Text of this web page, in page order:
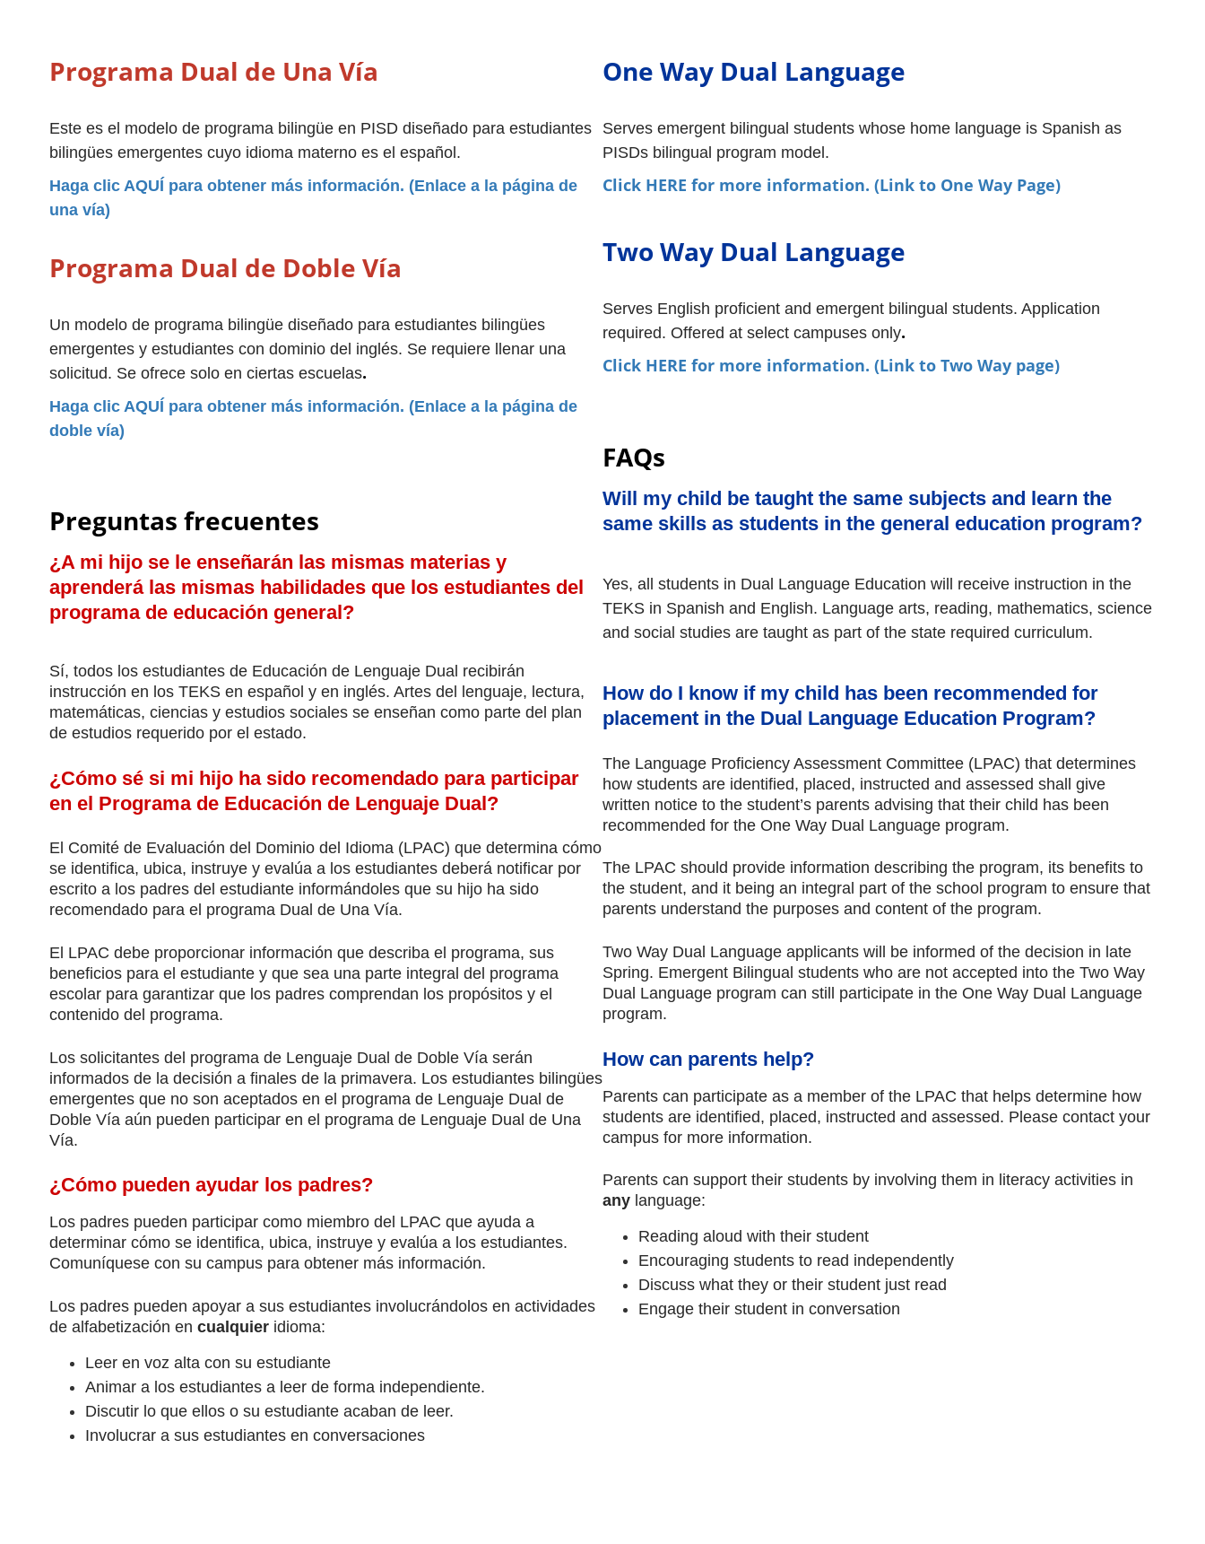
Programa Dual de Una Vía
Este es el modelo de programa bilingüe en PISD diseñado para estudiantes
bilingües emergentes cuyo idioma materno es el español.
Haga clic AQUÍ para obtener más información. (Enlace a la página de
una vía)
Programa Dual de Doble Vía
Un modelo de programa bilingüe diseñado para estudiantes bilingües
emergentes y estudiantes con dominio del inglés. Se requiere llenar una
solicitud. Se ofrece solo en ciertas escuelas.
Haga clic AQUÍ para obtener más información. (Enlace a la página de
doble vía)
Preguntas frecuentes
¿A mi hijo se le enseñarán las mismas materias y
aprenderá las mismas habilidades que los estudiantes del
programa de educación general?
Sí, todos los estudiantes de Educación de Lenguaje Dual recibirán
instrucción en los TEKS en español y en inglés. Artes del lenguaje, lectura,
matemáticas, ciencias y estudios sociales se enseñan como parte del plan
de estudios requerido por el estado.
¿Cómo sé si mi hijo ha sido recomendado para participar
en el Programa de Educación de Lenguaje Dual?
El Comité de Evaluación del Dominio del Idioma (LPAC) que determina cómo
se identifica, ubica, instruye y evalúa a los estudiantes deberá notificar por
escrito a los padres del estudiante informándoles que su hijo ha sido
recomendado para el programa Dual de Una Vía.
El LPAC debe proporcionar información que describa el programa, sus
beneficios para el estudiante y que sea una parte integral del programa
escolar para garantizar que los padres comprendan los propósitos y el
contenido del programa.
Los solicitantes del programa de Lenguaje Dual de Doble Vía serán
informados de la decisión a finales de la primavera. Los estudiantes bilingües
emergentes que no son aceptados en el programa de Lenguaje Dual de
Doble Vía aún pueden participar en el programa de Lenguaje Dual de Una
Vía.
¿Cómo pueden ayudar los padres?
Los padres pueden participar como miembro del LPAC que ayuda a
determinar cómo se identifica, ubica, instruye y evalúa a los estudiantes.
Comuníquese con su campus para obtener más información.
Los padres pueden apoyar a sus estudiantes involucrándolos en actividades
de alfabetización en cualquier idioma:
Leer en voz alta con su estudiante
Animar a los estudiantes a leer de forma independiente.
Discutir lo que ellos o su estudiante acaban de leer.
Involucrar a sus estudiantes en conversaciones
One Way Dual Language
Serves emergent bilingual students whose home language is Spanish as
PISDs bilingual program model.
Click HERE for more information. (Link to One Way Page)
Two Way Dual Language
Serves English proficient and emergent bilingual students. Application
required. Offered at select campuses only.
Click HERE for more information. (Link to Two Way page)
FAQs
Will my child be taught the same subjects and learn the
same skills as students in the general education program?
Yes, all students in Dual Language Education will receive instruction in the
TEKS in Spanish and English. Language arts, reading, mathematics, science
and social studies are taught as part of the state required curriculum.
How do I know if my child has been recommended for
placement in the Dual Language Education Program?
The Language Proficiency Assessment Committee (LPAC) that determines
how students are identified, placed, instructed and assessed shall give
written notice to the student’s parents advising that their child has been
recommended for the One Way Dual Language program.
The LPAC should provide information describing the program, its benefits to
the student, and it being an integral part of the school program to ensure that
parents understand the purposes and content of the program.
Two Way Dual Language applicants will be informed of the decision in late
Spring. Emergent Bilingual students who are not accepted into the Two Way
Dual Language program can still participate in the One Way Dual Language
program.
How can parents help?
Parents can participate as a member of the LPAC that helps determine how
students are identified, placed, instructed and assessed. Please contact your
campus for more information.
any language:
Reading aloud with their student
Encouraging students to read independently
Discuss what they or their student just read
Engage their student in conversation